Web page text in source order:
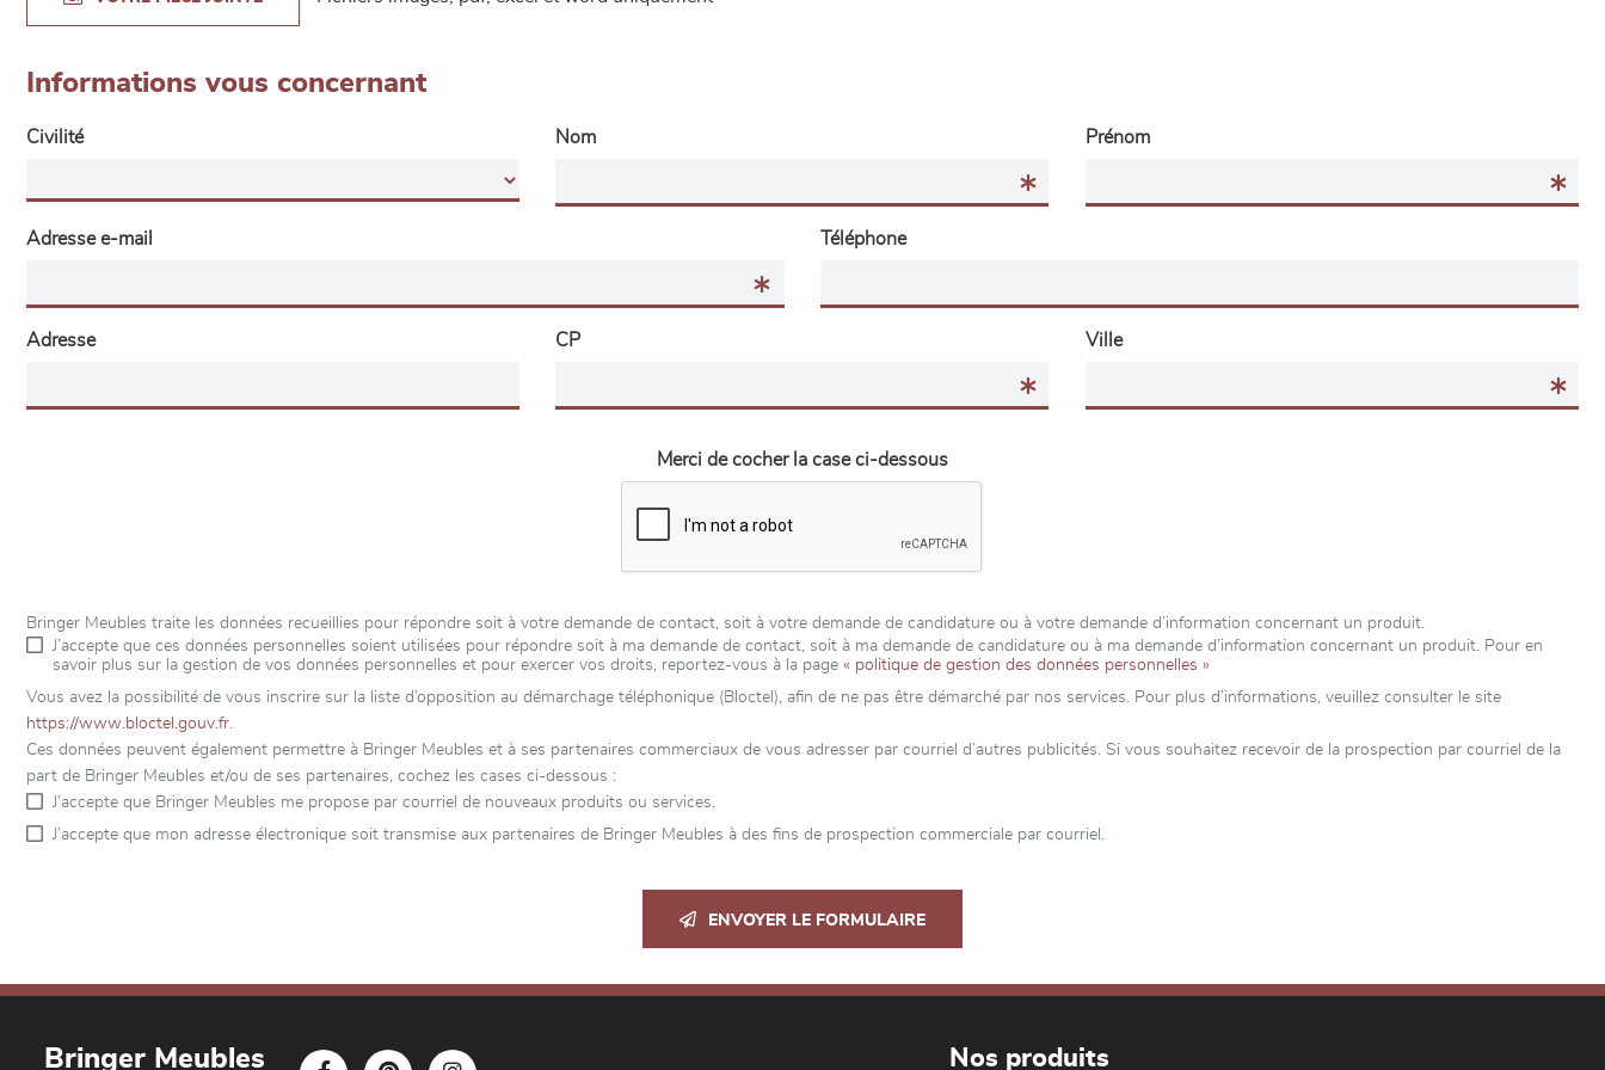
Informations vous concernant
Civilité Nom Prénom
Adresse e-mail Téléphone
Adresse CP Ville
Merci de cocher la case ci-dessous
Bringer Meubles traite les données recueillies pour répondre soit à votre demande de contact, soit à votre demande de candidature ou à votre demande d’information concernant un produit.
J’accepte que ces données personnelles soient utilisées pour répondre soit à ma demande de contact, soit à ma demande de candidature ou à ma demande d’information concernant un produit. Pour en
savoir plus sur la gestion de vos données personnelles et pour exercer vos droits, reportez-vous à la page « politique de gestion des données personnelles »
Vous avez la possibilité de vous inscrire sur la liste d’opposition au démarchage téléphonique (Bloctel), afin de ne pas être démarché par nos services. Pour plus d’informations, veuillez consulter le site
https://www.bloctel.gouv.fr.
Ces données peuvent également permettre à Bringer Meubles et à ses partenaires commerciaux de vous adresser par courriel d’autres publicités. Si vous souhaitez recevoir de la prospection par courriel de la
part de Bringer Meubles et/ou de ses partenaires, cochez les cases ci-dessous :
J’accepte que Bringer Meubles me propose par courriel de nouveaux produits ou services.
J’accepte que mon adresse électronique soit transmise aux partenaires de Bringer Meubles à des fins de prospection commerciale par courriel.
ENVOYER LE FORMULAIRE
Bringer Meubles Nos produits